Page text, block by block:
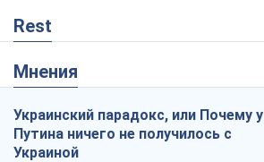
Rest
Мнения
Украинский парадокс, или Почему у
Путина ничего не получилось с
Украиной